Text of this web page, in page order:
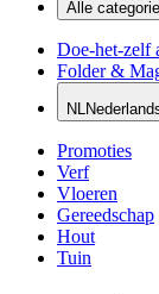
Alle
Doe-het-zelf
Folder &
NL
Promoties
Verf
Vloeren
Gereedschap
Hout
Tuin